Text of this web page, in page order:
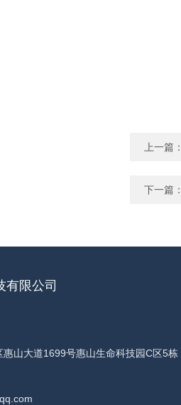
上一篇
下一篇
有限公司
山大道1699号惠山生命科技园C区5栋